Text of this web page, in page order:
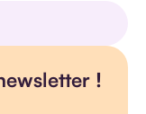
!